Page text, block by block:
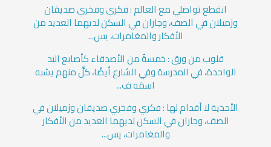
انقطع تواصلي مع العالم : فكري وفخري صديقان
وزميلان في الصف، وجاران في السكن لديهما العديد من
الأفكار والمغامرات، يس...
قلوب من ورق : خمسةٌ من الأصدقاء كأصابع اليد
الواحدة، في المدرسة وفي الشارع أيضًا، كلٌّ منهم يشبه
اسمَه ف...
الأحذية لا أقدام لها : فكري وفخري صديقان وزميلان في
الصف، وجاران في السكن لديهما العديد من الأفكار
والمغامرات، يس...